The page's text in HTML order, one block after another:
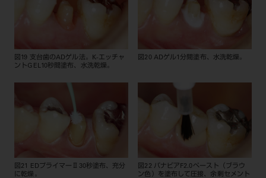
図19 支台歯のADゲル法。K-エッチャ
ントGEL10秒間塗布、水洗乾燥。
図20 ADゲル1分間塗布、水洗乾燥。
図21 EDプライマーⅡ30秒塗布、充分
に乾燥。
図22 パナビアF2.0ペースト（ブラウ
ン色）を塗布して圧接、余剰セメント